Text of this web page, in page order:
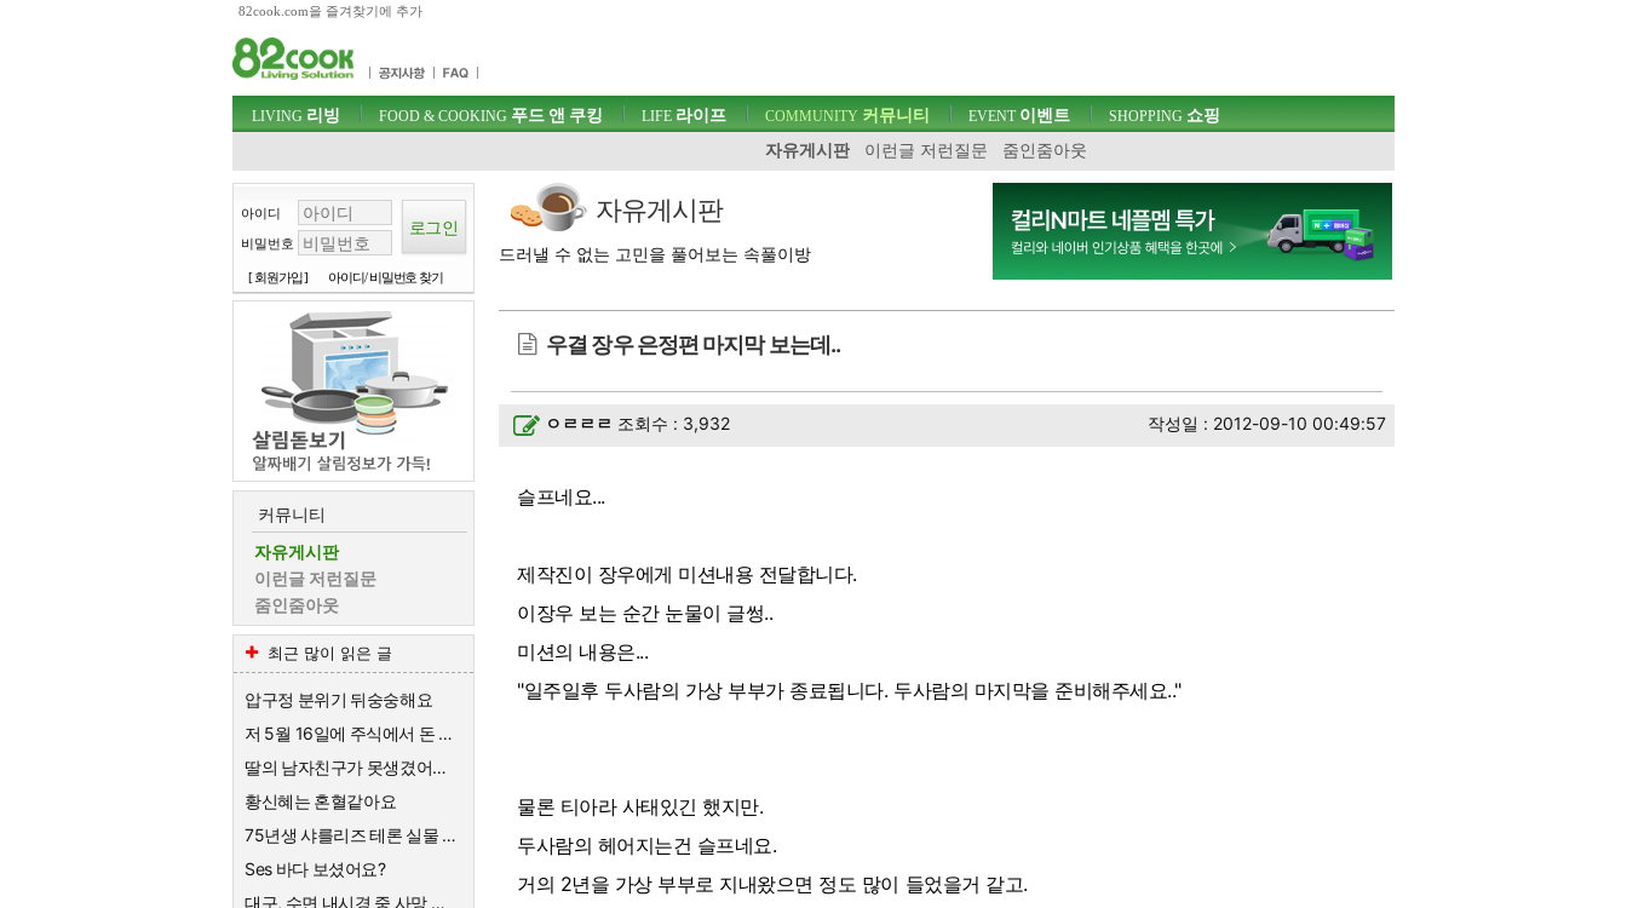
82cook.com을 즐겨찾기에 추가
주메뉴 바로가기
컨텐츠 바로가기
검색 바로가기
로그인 바로가기
주메뉴
LIVING 리빙 FOOD & COOKING 푸드 앤 쿠킹 LIFE 라이프 COMMUNITY 커뮤니티
자유게시판
이런글 저런질문 줌인줌아웃
EVENT이벤트 SHOPPING 쇼핑
아이디
비밀번호
[ 회원가입 ] 아이디/ 비밀번호 찾기
커뮤니티
자유게시판
이런글 저런질문
줌인줌아웃
최근 많이 읽은 글
압구정 분위기 뒤숭숭해요
저 5월 16일에 주식에서 돈 90% 뺐다고 글 올렸어요
딸의 남자친구가 못생겼어요 ㅡㆍㅡ
황신혜는 혼혈같아요
75년생 샤를리즈 테론 실물 엄청나네요
Ses 바다 보셨어요?
대구, 수면 내시경 중 사망 사고
자유게시판
드러낼 수 없는 고민을 풀어보는 속풀이방
우결 장우 은정편 마지막 보는데..
ㅇㄹㄹㄹ 조회수 : 3,932 작성일 : 2012-09-10 00:49:57
슬프네요...
제작진이 장우에게 미션내용 전달합니다.
이장우 보는 순간 눈물이 글썽..
미션의 내용은...
"일주일후 두사람의 가상 부부가 종료됩니다. 두사람의 마지막을 준비해주세요.."
물론 티아라 사태있긴 했지만.
두사람의 헤어지는건 슬프네요.
거의 2년을 가상 부부로 지내왔으면 정도 많이 들었을거 같고.